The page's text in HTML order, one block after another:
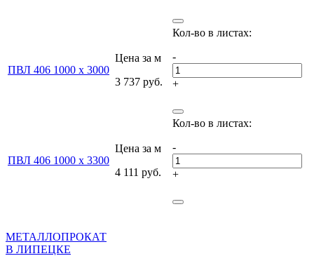
ПВЛ 406 1000 х 3000
Цена за м
3 737 руб.
-
+
ПВЛ 406 1000 х 3300
Цена за м
4 111 руб.
-
+
МЕТАЛЛОПРОКАТ
В ЛИПЕЦКЕ